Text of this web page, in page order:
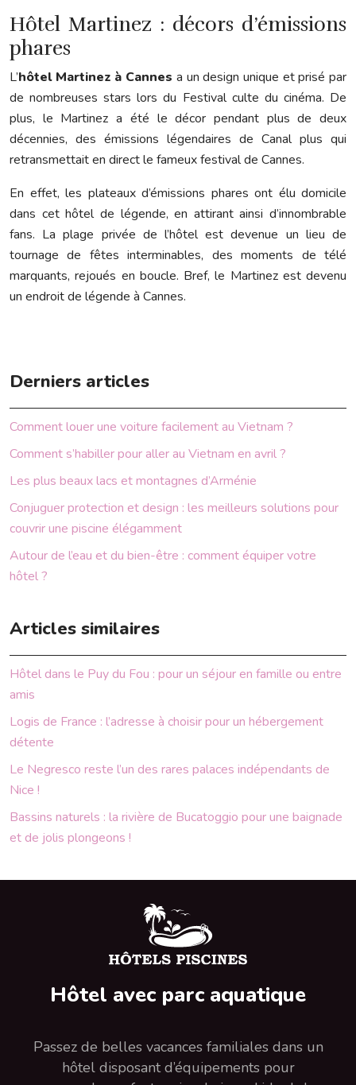
Hôtel Martinez : décors d’émissions
phares
L’hôtel Martinez à Cannes a un design unique et prisé par
de nombreuses stars lors du Festival culte du cinéma. De
plus, le Martinez a été le décor pendant plus de deux
décennies, des émissions légendaires de Canal plus qui
retransmettait en direct le fameux festival de Cannes.
En effet, les plateaux d’émissions phares ont élu domicile
dans cet hôtel de légende, en attirant ainsi d’innombrable
fans. La plage privée de l’hôtel est devenue un lieu de
tournage de fêtes interminables, des moments de télé
marquants, rejoués en boucle. Bref, le Martinez est devenu
un endroit de légende à Cannes.
Derniers articles
Comment louer une voiture facilement au Vietnam ?
Comment s’habiller pour aller au Vietnam en avril ?
Les plus beaux lacs et montagnes d’Arménie
Conjuguer protection et design : les meilleurs solutions pour
couvrir une piscine élégamment
Autour de l’eau et du bien-être : comment équiper votre
hôtel ?
Articles similaires
Hôtel dans le Puy du Fou : pour un séjour en famille ou entre
amis
Logis de France : l’adresse à choisir pour un hébergement
détente
Le Negresco reste l’un des rares palaces indépendants de
Nice !
Bassins naturels : la rivière de Bucatoggio pour une baignade
et de jolis plongeons !
Hôtel avec parc aquatique
Passez de belles vacances familiales dans un
hôtel disposant d’équipements pour